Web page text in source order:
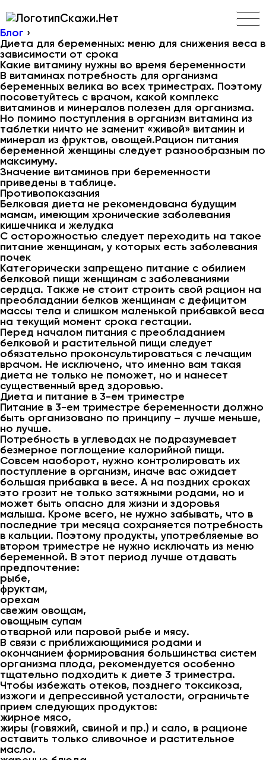
Скажи.Нет
Блог ›
Диета для беременных: меню для снижения веса в
зависимости от срока
Какие витамину нужны во время беременности
В витаминах потребность для организма
беременных велика во всех триместрах. Поэтому
посоветуйтесь с врачом, какой комплекс
витаминов и минералов полезен для организма.
Но помимо поступления в организм витамина из
таблетки ничто не заменит «живой» витамин и
минерал из фруктов, овощей.Рацион питания
беременной женщины следует разнообразным по
максимуму.
Значение витаминов при беременности
приведены в таблице.
Противопоказания
Белковая диета не рекомендована будущим
мамам, имеющим хронические заболевания
кишечника и желудка
С осторожностью следует переходить на такое
питание женщинам, у которых есть заболевания
почек
Категорически запрещено питание с обилием
белковой пищи женщинам с заболеваниями
сердца. Также не стоит строить свой рацион на
преобладании белков женщинам с дефицитом
массы тела и слишком маленькой прибавкой веса
на текущий момент срока гестации.
Перед началом питания с преобладанием
белковой и растительной пищи следует
обязательно проконсультироваться с лечащим
врачом. Не исключено, что именно вам такая
диета не только не поможет, но и нанесет
существенный вред здоровью.
Диета и питание в 3-ем триместре
Питание в 3-ем триместре беременности должно
быть организовано по принципу – лучше меньше,
но лучше.
Потребность в углеводах не подразумевает
безмерное поглощение калорийной пищи.
Совсем наоборот, нужно контролировать их
поступление в организм, иначе вас ожидает
большая прибавка в весе. А на поздних сроках
это грозит не только затяжными родами, но и
может быть опасно для жизни и здоровья
малыша. Кроме всего, не нужно забывать, что в
последние три месяца сохраняется потребность
в кальции. Поэтому продукты, употребляемые во
втором триместре не нужно исключать из меню
беременной. В этот период лучше отдавать
предпочтение:
рыбе,
фруктам,
орехам
свежим овощам,
овощным супам
отварной или паровой рыбе и мясу.
В связи с приближающимися родами и
окончанием формирования большинства систем
организма плода, рекомендуется особенно
тщательно подходить к диете 3 триместра.
Чтобы избежать отеков, позднего токсикоза,
изжоги и депрессивной усталости, ограничьте
прием следующих продуктов:
жирное мясо,
жиры (говяжий, свиной и пр.) и сало, в рационе
оставить только сливочное и растительное
масло.